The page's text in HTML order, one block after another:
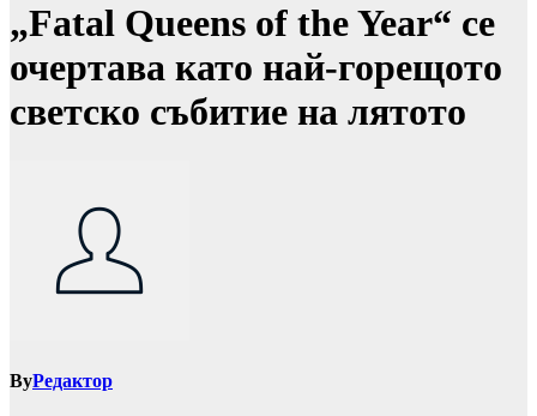
„Fatal Queens of the Year“ се
очертава като най-горещото
светско събитие на лятото
ByРедактор